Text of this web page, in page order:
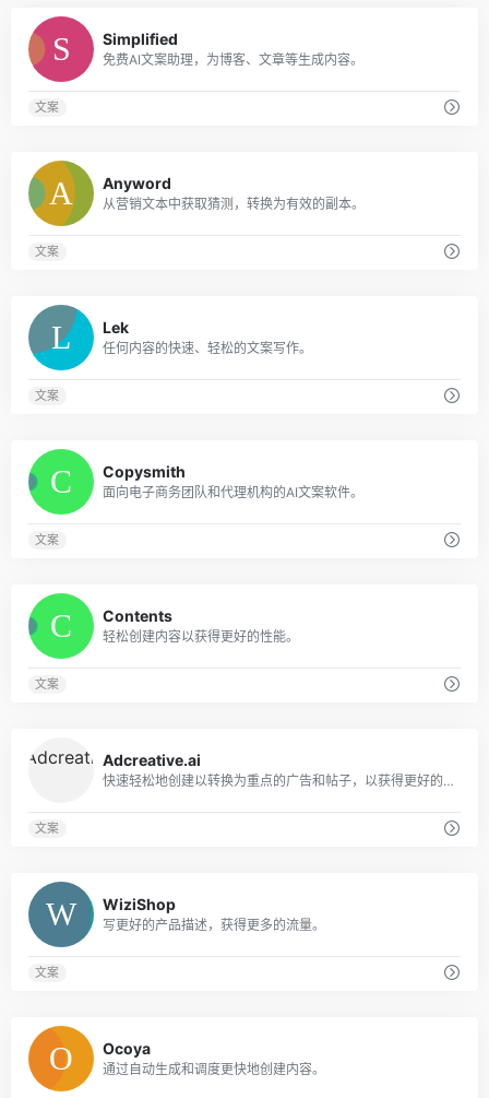
Simplified
免费AI文案助理，为博客、文章等生成内容。
文案
Anyword
从营销文本中获取猜测，转换为有效的副本。
文案
Lek
任何内容的快速、轻松的文案写作。
文案
Copysmith
面向电子商务团队和代理机构的AI文案软件。
文案
Contents
轻松创建内容以获得更好的性能。
文案
Adcreative.ai
快速轻松地创建以转换为重点的广告和帖子，以获得更好的结果。
文案
WiziShop
写更好的产品描述，获得更多的流量。
文案
Ocoya
通过自动生成和调度更快地创建内容。